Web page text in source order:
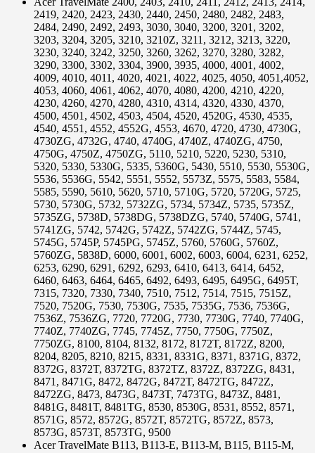
2419, 2420, 2423, 2430, 2440, 2450, 2480, 2482, 2483,
2484, 2490, 2492, 2493, 3030, 3040, 3200, 3201, 3202,
3203, 3204, 3205, 3210, 3210Z, 3211, 3212, 3213, 3220,
3230, 3240, 3242, 3250, 3260, 3262, 3270, 3280, 3282,
3290, 3300, 3302, 3304, 3900, 3935, 4000, 4001, 4002,
4009, 4010, 4011, 4020, 4021, 4022, 4025, 4050, 4051,4052,
4053, 4060, 4061, 4062, 4070, 4080, 4200, 4210, 4220,
4230, 4260, 4270, 4280, 4310, 4314, 4320, 4330, 4370,
4500, 4501, 4502, 4503, 4504, 4520, 4520G, 4530, 4535,
4540, 4551, 4552, 4552G, 4553, 4670, 4720, 4730, 4730G,
4730ZG, 4732G, 4740, 4740G, 4740Z, 4740ZG, 4750,
4750G, 4750Z, 4750ZG, 5110, 5210, 5220, 5230, 5310,
5320, 5330, 5330G, 5335, 5360G, 5430, 5510, 5530, 5530G,
5536, 5536G, 5542, 5551, 5552, 5573Z, 5575, 5583, 5584,
5585, 5590, 5610, 5620, 5710, 5710G, 5720, 5720G, 5725,
5730, 5730G, 5732, 5732ZG, 5734, 5734Z, 5735, 5735Z,
5735ZG, 5738D, 5738DG, 5738DZG, 5740, 5740G, 5741,
5741ZG, 5742, 5742G, 5742Z, 5742ZG, 5744Z, 5745,
5745G, 5745P, 5745PG, 5745Z, 5760, 5760G, 5760Z,
5760ZG, 5838D, 6000, 6001, 6002, 6003, 6004, 6231, 6252,
6253, 6290, 6291, 6292, 6293, 6410, 6413, 6414, 6452,
6460, 6463, 6464, 6465, 6492, 6493, 6495, 6495G, 6495T,
7315, 7320, 7330, 7340, 7510, 7512, 7514, 7515, 7515Z,
7520, 7520G, 7530, 7530G, 7535, 7535G, 7536, 7536G,
7536Z, 7536ZG, 7720, 7720G, 7730, 7730G, 7740, 7740G,
7740Z, 7740ZG, 7745, 7745Z, 7750, 7750G, 7750Z,
7750ZG, 8100, 8104, 8132, 8172, 8172T, 8172Z, 8200,
8204, 8205, 8210, 8215, 8331, 8331G, 8371, 8371G, 8372,
8372G, 8372T, 8372TG, 8372TZ, 8372Z, 8372ZG, 8431,
8471, 8471G, 8472, 8472G, 8472T, 8472TG, 8472Z,
8472ZG, 8473, 8473G, 8473T, 7473TG, 8473Z, 8481,
8481G, 8481T, 8481TG, 8530, 8530G, 8531, 8552, 8571,
8571G, 8572, 8572G, 8572T, 8572TG, 8572Z, 8573,
8573G, 8573T, 8573TG, 9500
Acer TravelMate B113, B113-E, B113-M, B115, B115-M,